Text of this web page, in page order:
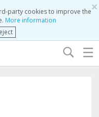
×
party cookies to improve the
More information
☰